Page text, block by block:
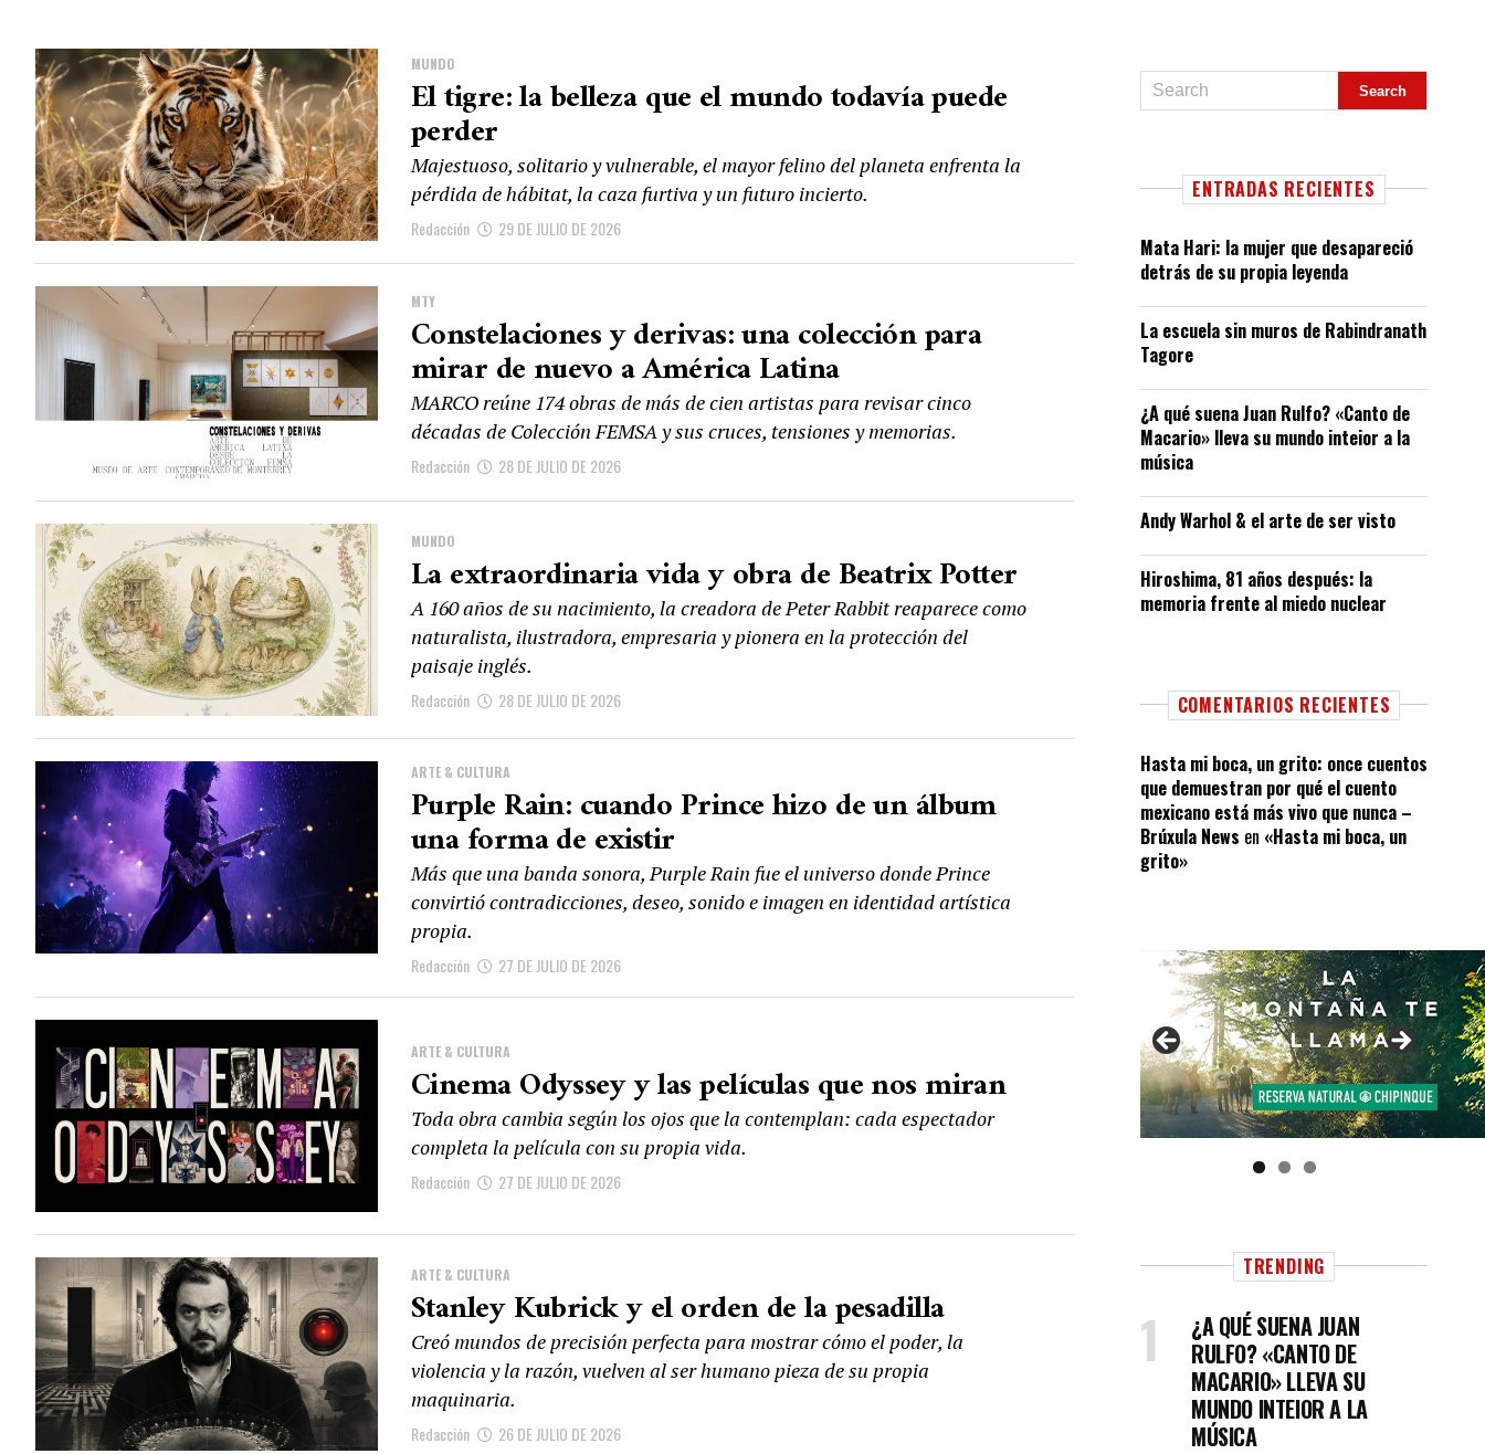
MUNDO
El tigre: la belleza que el mundo todavía puede
perder
Majestuoso, solitario y vulnerable, el mayor felino del planeta enfrenta la
pérdida de hábitat, la caza furtiva y un futuro incierto.
Redacción 29 DE JULIO DE 2026
MTY
Constelaciones y derivas: una colección para
mirar de nuevo a América Latina
MARCO reúne 174 obras de más de cien artistas para revisar cinco
décadas de Colección FEMSA y sus cruces, tensiones y memorias.
Redacción 28 DE JULIO DE 2026
MUNDO
La extraordinaria vida y obra de Beatrix Potter
A 160 años de su nacimiento, la creadora de Peter Rabbit reaparece como
naturalista, ilustradora, empresaria y pionera en la protección del
paisaje inglés.
Redacción 28 DE JULIO DE 2026
ARTE & CULTURA
Purple Rain: cuando Prince hizo de un álbum
una forma de existir
Más que una banda sonora, Purple Rain fue el universo donde Prince
convirtió contradicciones, deseo, sonido e imagen en identidad artística
propia.
Redacción 27 DE JULIO DE 2026
ARTE & CULTURA
Cinema Odyssey y las películas que nos miran
Toda obra cambia según los ojos que la contemplan: cada espectador
completa la película con su propia vida.
Redacción 27 DE JULIO DE 2026
ARTE & CULTURA
Stanley Kubrick y el orden de la pesadilla
Creó mundos de precisión perfecta para mostrar cómo el poder, la
violencia y la razón, vuelven al ser humano pieza de su propia
maquinaria.
Redacción 26 DE JULIO DE 2026
ENTRADAS RECIENTES
Mata Hari: la mujer que desapareció
detrás de su propia leyenda
La escuela sin muros de Rabindranath
Tagore
¿A qué suena Juan Rulfo? «Canto de
Macario» lleva su mundo inteior a la
música
Andy Warhol & el arte de ser visto
Hiroshima, 81 años después: la
memoria frente al miedo nuclear
COMENTARIOS RECIENTES
Hasta mi boca, un grito: once cuentos
que demuestran por qué el cuento
mexicano está más vivo que nunca –
Brúxula News en «Hasta mi boca, un
grito»
TRENDING
¿A QUÉ SUENA JUAN
RULFO? «CANTO DE
MACARIO» LLEVA SU
MUNDO INTEIOR A LA
MÚSICA